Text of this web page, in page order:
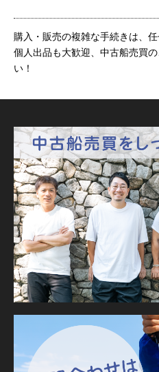
購入・販売の複雑な手続きは、
個人出品も大歓迎、中古船売買
い！